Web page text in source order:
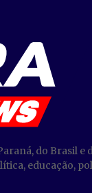
do Brasil e
educação,